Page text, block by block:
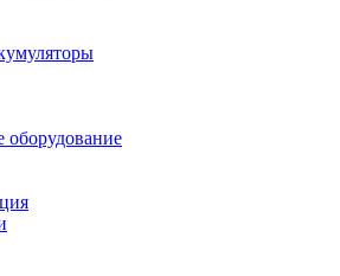
оборудование